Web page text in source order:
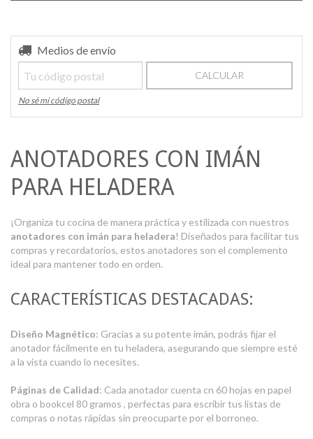
Entregas para el CP:
Medios de envío
CALCULAR
No sé mi código postal
ANOTADORES CON IMÁN
PARA HELADERA
¡Organiza tu cocina de manera práctica y estilizada con nuestros
anotadores con imán para heladera! Diseñados para facilitar tus
compras y recordatorios, estos anotadores son el complemento
ideal para mantener todo en orden.
CARACTERÍSTICAS DESTACADAS:
Diseño Magnético: Gracias a su potente imán, podrás fijar el
anotador fácilmente en tu heladera, asegurando que siempre esté
a la vista cuando lo necesites.
Páginas de Calidad: Cada anotador cuenta cn 60 hojas en papel
obra o bookcel 80 gramos , perfectas para escribir tus listas de
compras o notas rápidas sin preocuparte por el borroneo.